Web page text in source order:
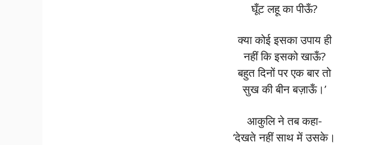
घूँट लहू का पीऊँ?
क्या कोई इसका उपाय ही
नहीं कि इसको खाऊँ?
बहुत दिनों पर एक बार तो
सुख की बीन बज़ाऊँ।’
आकुलि ने तब कहा-
‘देखते नहीं साथ में उसके।